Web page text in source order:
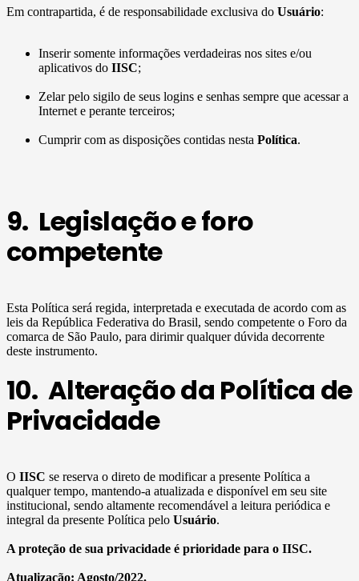
Em contrapartida, é de responsabilidade exclusiva do Usuário:
Inserir somente informações verdadeiras nos sites e/ou
aplicativos do IISC;
Zelar pelo sigilo de seus logins e senhas sempre que acessar a
Internet e perante terceiros;
Cumprir com as disposições contidas nesta Política.
9. Legislação e foro
competente
Esta Política será regida, interpretada e executada de acordo com as
leis da República Federativa do Brasil, sendo competente o Foro da
comarca de São Paulo, para dirimir qualquer dúvida decorrente
deste instrumento.
10. Alteração da Política de
Privacidade
O IISC se reserva o direto de modificar a presente Política a
qualquer tempo, mantendo-a atualizada e disponível em seu site
institucional, sendo altamente recomendável a leitura periódica e
integral da presente Política pelo Usuário.
A proteção de sua privacidade é prioridade para o IISC.
Atualização: Agosto/2022.